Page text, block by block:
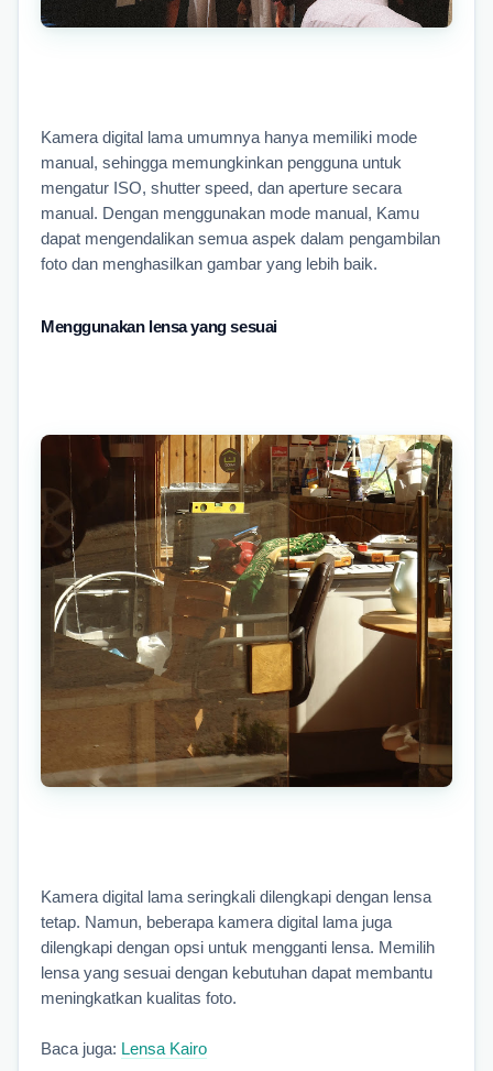
Kamera digital lama umumnya hanya memiliki mode
manual, sehingga memungkinkan pengguna untuk
mengatur ISO, shutter speed, dan aperture secara
manual. Dengan menggunakan mode manual, Kamu
dapat mengendalikan semua aspek dalam pengambilan
foto dan menghasilkan gambar yang lebih baik.
Menggunakan lensa yang sesuai
Kamera digital lama seringkali dilengkapi dengan lensa
tetap. Namun, beberapa kamera digital lama juga
dilengkapi dengan opsi untuk mengganti lensa. Memilih
lensa yang sesuai dengan kebutuhan dapat membantu
meningkatkan kualitas foto.
Baca juga: Lensa Kairo